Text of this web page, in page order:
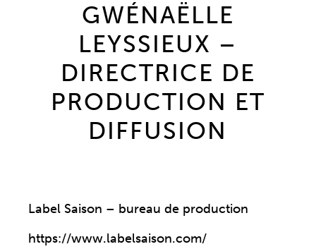
GWÉNAËLLE
LEYSSIEUX –
DIRECTRICE DE
PRODUCTION ET
DIFFUSION
Label Saison – bureau de production
https://www.labelsaison.com/